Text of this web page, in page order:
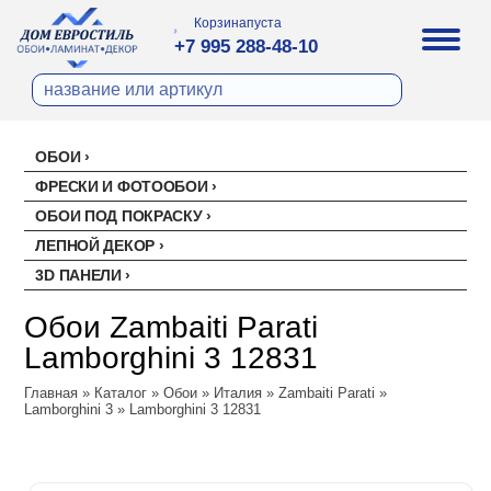
Корзинапуста
+7 995 288-48-10
ОБОИ
Все обои
Палитра
Палитра
Erismann
Erismann
Артекс
Ateliero
Милласа
Ambient
Ambient Vol.2
Ambient Vol.3
Artsimple
Geometry
NC (Эн Си)
ФРЕСКИ И ФОТООБОИ
ОБОИ ПОД ПОКРАСКУ
Стеклохолст малярный
Ремонтный флизелин
ЛЕПНОЙ ДЕКОР
Перфект
3D ПАНЕЛИ
Панели под покраску
Цветные панели
Обои Zambaiti Parati
Lamborghini 3 12831
Главная » Каталог »Обои » Италия »Zambaiti Parati »
Lamborghini 3 » Lamborghini 3 12831